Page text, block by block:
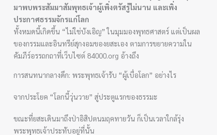
มาพบพระสัมมาสัมพุทธเจ้าผู้เพิ่งตรัสรู้ไม่นาน และเพิ่ง
ประกาศธรรมจักรแก่โลก
ทั้งหมดนี้เกิดขึ้น “ไม่ใช่บังเอิญ” ในมุมมองพุทธศาสตร์ แต่เป็นผล
ของกรรมและอินทรีย์สุกงอมของยสะเอง ตามการขยายความใน
คัมภีร์อรรถกถาที่เว็บไซต์ 84000.org อ้างถึง
การสนทนากลางดึก: พระพุทธเจ้ารับ “ผู้เบื่อโลก” อย่างไร
จากประโยค “โลกนี้วุ่นวาย” สู่ประตูแรกของธรรมะ
ขณะที่ยสะเดินมาถึงป่าอิสิปตนมฤคทายวัน ก็เป็นเวลาใกล้รุ่ง
พระพุทธเจ้าประทับอยู่ที่นั้น